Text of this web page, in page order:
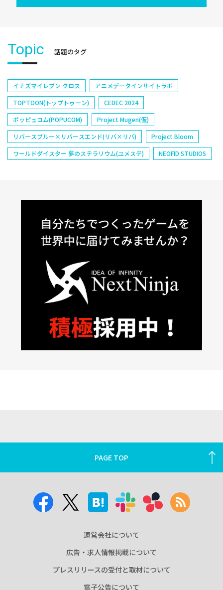
Topic 話題のタグ
イナズマイレブン クロス
アニメデータインサイトラボ
TOPTOON(トップトゥーン)
CEDEC 2024
ポッピュコム(POPUCOM)
Project Mugen(仮)
リバースブルー×リバースエンド(リバ×リバ)
Project Bloom
ワールドダイスター 夢のステラリウム(ユメステ)
NEOFID STUDIOS
PAGE TOP
運営会社について
広告・求人情報掲載について
プレスリリースの受付と取材について
電子公告について